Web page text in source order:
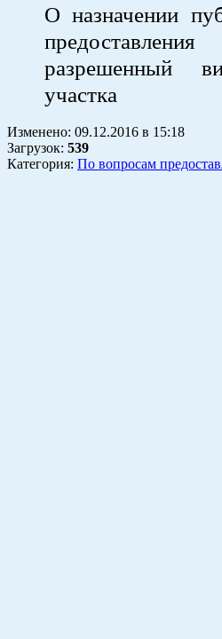
О назначении
разрешенный
участка
Изменено: 09.12.2016 в 15:18
Загрузок: 539
Категория: По вопросам